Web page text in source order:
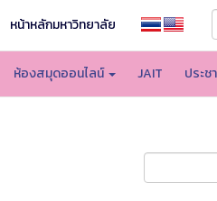
หน้าหลักมหาวิทยาลัย
ห้องสมุดออนไลน์ JAIT ประช